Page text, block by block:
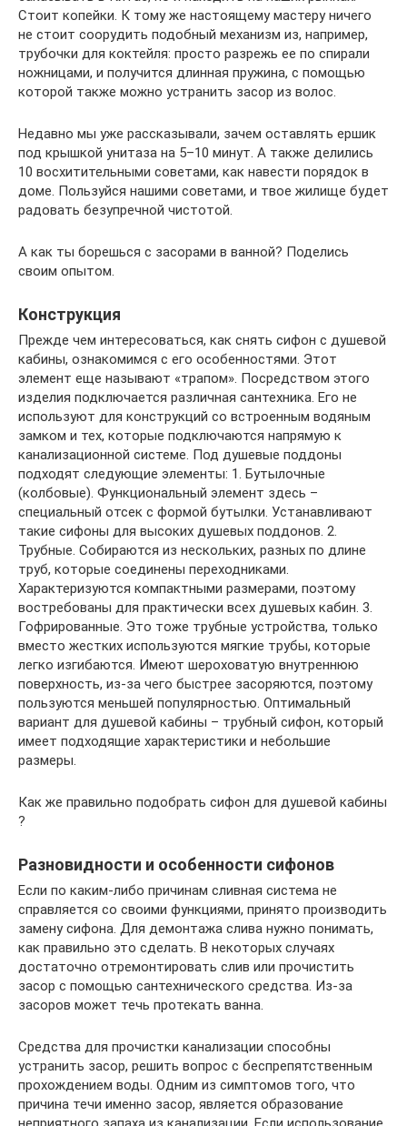
Стоит копейки. К тому же настоящему мастеру ничего
не стоит соорудить подобный механизм из, например,
трубочки для коктейля: просто разрежь ее по спирали
ножницами, и получится длинная пружина, с помощью
которой также можно устранить засор из волос.
Недавно мы уже рассказывали, зачем оставлять ершик
под крышкой унитаза на 5–10 минут. А также делились
10 восхитительными советами, как навести порядок в
доме. Пользуйся нашими советами, и твое жилище будет
радовать безупречной чистотой.
А как ты борешься с засорами в ванной? Поделись
своим опытом.
Конструкция
Прежде чем интересоваться, как снять сифон с душевой
кабины, ознакомимся с его особенностями. Этот
элемент еще называют «трапом». Посредством этого
изделия подключается различная сантехника. Его не
используют для конструкций со встроенным водяным
замком и тех, которые подключаются напрямую к
канализационной системе. Под душевые поддоны
подходят следующие элементы: 1. Бутылочные
(колбовые). Функциональный элемент здесь –
специальный отсек с формой бутылки. Устанавливают
такие сифоны для высоких душевых поддонов. 2.
Трубные. Собираются из нескольких, разных по длине
труб, которые соединены переходниками.
Характеризуются компактными размерами, поэтому
востребованы для практически всех душевых кабин. 3.
Гофрированные. Это тоже трубные устройства, только
вместо жестких используются мягкие трубы, которые
легко изгибаются. Имеют шероховатую внутреннюю
поверхность, из-за чего быстрее засоряются, поэтому
пользуются меньшей популярностью. Оптимальный
вариант для душевой кабины – трубный сифон, который
имеет подходящие характеристики и небольшие
размеры.
Как же правильно подобрать сифон для душевой кабины
?
Разновидности и особенности сифонов
Если по каким-либо причинам сливная система не
справляется со своими функциями, принято производить
замену сифона. Для демонтажа слива нужно понимать,
как правильно это сделать. В некоторых случаях
достаточно отремонтировать слив или прочистить
засор с помощью сантехнического средства. Из-за
засоров может течь протекать ванна.
Средства для прочистки канализации способны
устранить засор, решить вопрос с беспрепятственным
прохождением воды. Одним из симптомов того, что
причина течи именно засор, является образование